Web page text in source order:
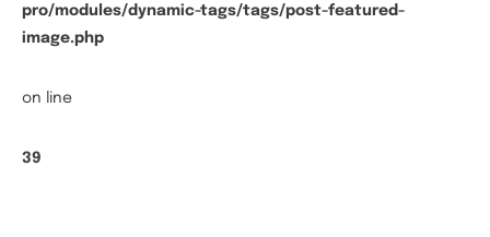
pro/modules/dynamic-tags/tags/post-featured-
image.php
on line
39